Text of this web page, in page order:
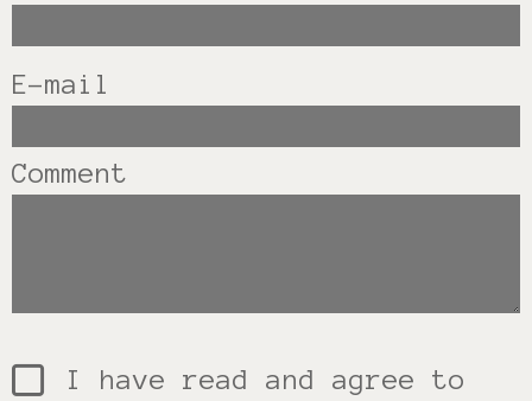
E-mail
Comment
I have read and agree to